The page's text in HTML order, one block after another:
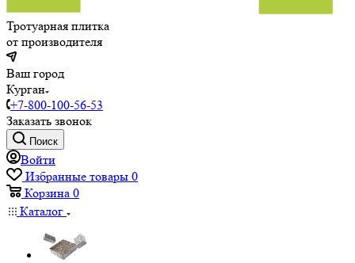
Тротуарная плитка
от производителя
Ваш город
Курган
+7-800-100-56-53
Заказать звонок
Поиск
Войти
Избранные товары 0
Корзина 0
Каталог